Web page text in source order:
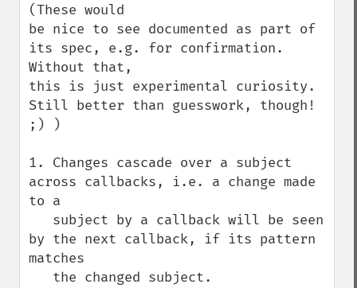
(These would
be nice to see documented as part of
its spec, e.g. for confirmation.
Without that,
this is just experimental curiosity.
Still better than guesswork, though!
;) )
1. Changes cascade over a subject
across callbacks, i.e. a change made
to a
by the next callback, if its pattern
matches